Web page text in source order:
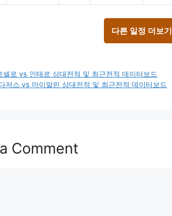
다른 일정 더보기
셀로 vs 인테르 상대전적 및 최근전적 데이터보드
저스 vs 마이말린 상대전적 및 최근전적 데이터보드
Comment